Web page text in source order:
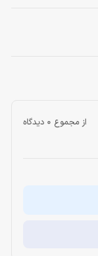
از مجموع 0 دیدگاه